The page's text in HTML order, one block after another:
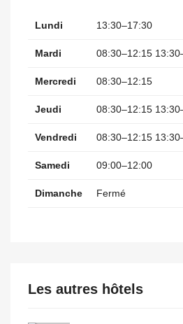
Lundi 13:30–17:30
Mardi 08:30–12:15
Mercredi 08:30–12:15
Jeudi 08:30–12:15
Vendredi 08:30–12:15
Samedi 09:00–12:00
Dimanche Fermé
Les autres hôtels